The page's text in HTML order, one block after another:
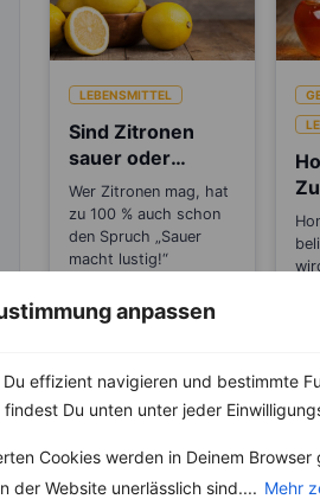
anpassen
effizient navigieren und bestimmte
Du unten unter jeder
Cookies werden in Deinem
der Website unerlässlich sind.... Mehr
LEBENSMITTEL
Sind Zitronen
sauer oder
basisch?
Wer Zitronen mag, hat
zu 100 % auch schon
den Spruch „Sauer
macht lustig!“
Weitere